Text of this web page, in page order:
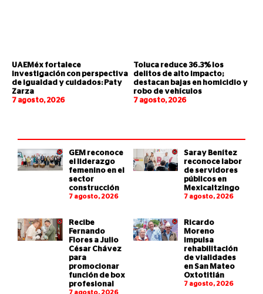
UAEMéx fortalece
investigación con perspectiva
de igualdad y cuidados: Paty
Zarza
7 agosto, 2026
Toluca reduce 36.3% los
delitos de alto impacto;
destacan bajas en homicidio y
robo de vehículos
7 agosto, 2026
GEM reconoce
el liderazgo
femenino en el
sector
construcción
7 agosto, 2026
Saray Benítez
reconoce labor
de servidores
públicos en
Mexicaltzingo
7 agosto, 2026
Recibe
Fernando
Flores a Julio
César Chávez
para
promocionar
función de box
profesional
Ricardo
Moreno
impulsa
rehabilitación
de vialidades
en San Mateo
Oxtotitlán
7 agosto, 2026